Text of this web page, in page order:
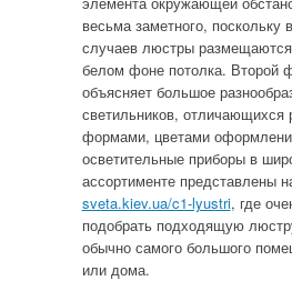
весьма заметного, поскольку
случаев люстры размещаются
белом фоне потолка. Второй
объясняет большое
светильников, отличающихся
формами, цветами
осветительные приборы в
ассортименте представлены
sveta.kiev.ua/c1-lyustri, где
подобрать подходящую
обычно самого большого
или дома.